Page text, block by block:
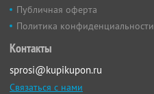
Публичная оферта
Политика конфиденциальности
Контакты
sprosi@kupikupon.ru
Связаться с нами